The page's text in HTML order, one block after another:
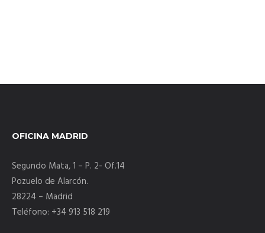
OFICINA MADRID
Segundo Mata, 1 – P. 2- Of.14
Pozuelo de Alarcón.
28224 – Madrid
Teléfono: +34 913 518 219